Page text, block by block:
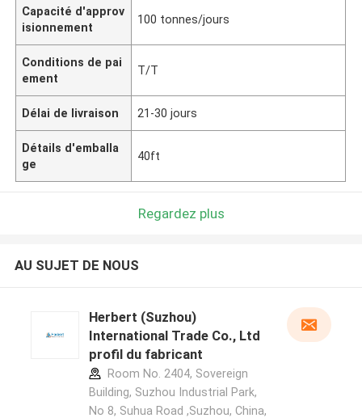
Capacité d'approv
isionnement
100 tonnes/jours
Conditions de pai
ement
T/T
Délai de livraison 21-30 jours
Détails d'emballa
ge
40ft
Regardez plus
AU SUJET DE NOUS
Herbert (Suzhou)
International Trade Co., Ltd
profil du fabricant
Room No. 2404, Sovereign
Building, Suzhou Industrial Park,
No 8, Suhua Road ,Suzhou, China,